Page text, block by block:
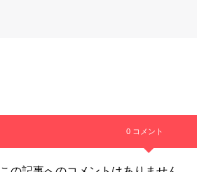
0 コメント